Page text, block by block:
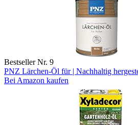
Bestseller Nr. 9
PNZ Lärchen-Öl für | Nachhaltig
Bei Amazon kaufen